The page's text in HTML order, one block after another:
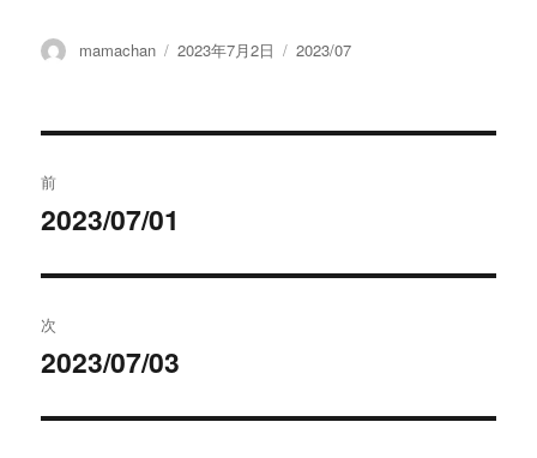
投
mamachan
投
2023年7月2日
カ
2023/07
稿
ビ
ゲ
ー
前
前
投
稿:
2023/07/01
次
次
投
2023/07/03